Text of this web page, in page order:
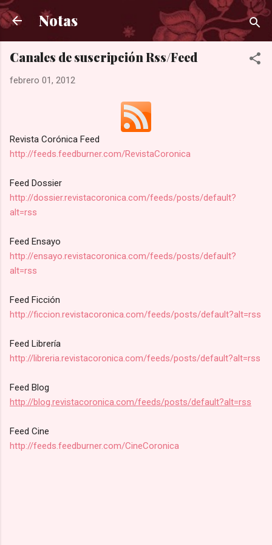
Ir al contenido principal
Notas
Canales de suscripción Rss/Feed
febrero 01, 2012
Revista Corónica Feed
http://feeds.feedburner.com/RevistaCoronica
Feed Dossier
http://dossier.revistacoronica.com/feeds/posts/default?
alt=rss
Feed Ensayo
http://ensayo.revistacoronica.com/feeds/posts/default?
alt=rss
Feed Ficción
http://ficcion.revistacoronica.com/feeds/posts/default?alt=rss
Feed Librería
http://libreria.revistacoronica.com/feeds/posts/default?alt=rss
Feed Blog
http://blog.revistacoronica.com/feeds/posts/default?alt=rss
Feed Cine
http://feeds.feedburner.com/CineCoronica